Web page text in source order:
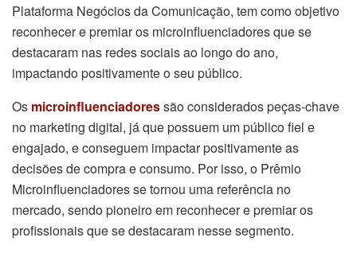
Plataforma Negócios da Comunicação, tem como objetivo
reconhecer e premiar os microinfluenciadores que se
destacaram nas redes sociais ao longo do ano,
impactando positivamente o seu público.
Os microinfluenciadoressão considerados peças-chave
no marketing digital, já que possuem um público fiel e
engajado, e conseguem impactar positivamente as
decisões de compra e consumo. Por isso, o Prêmio
Microinfluenciadores se tornou uma referência no
mercado, sendo pioneiro em reconhecer e premiar os
profissionais que se destacaram nesse segmento.